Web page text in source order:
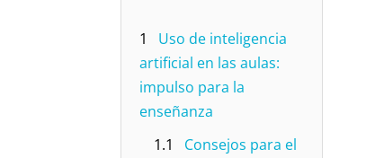
1
Uso de inteligencia
artificial en las aulas:
impulso para la
enseñanza
1.1
Consejos para el